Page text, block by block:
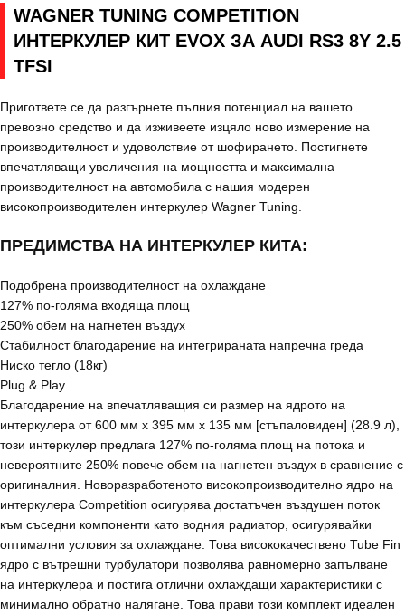
WAGNER TUNING COMPETITION
ИНТЕРКУЛЕР КИТ EVOX ЗА AUDI RS3 8Y 2.5
TFSI
Пригответе се да разгърнете пълния потенциал на вашето
превозно средство и да изживеете изцяло ново измерение на
производителност и удоволствие от шофирането. Постигнете
впечатляващи увеличения на мощността и максимална
производителност на автомобила с нашия модерен
високопроизводителен интеркулер Wagner Tuning.
ПРЕДИМСТВА НА ИНТЕРКУЛЕР КИТА:
Подобрена производителност на охлаждане
127% по-голяма входяща площ
250% обем на нагнетен въздух
Стабилност благодарение на интегрираната напречна греда
Ниско тегло (18кг)
Plug & Play
Благодарение на впечатляващия си размер на ядрото на
интеркулера от 600 мм x 395 мм x 135 мм [стъпаловиден] (28.9 л),
този интеркулер предлага 127% по-голяма площ на потока и
невероятните 250% повече обем на нагнетен въздух в сравнение с
оригиналния. Новоразработеното високопроизводително ядро на
интеркулера Competition осигурява достатъчен въздушен поток
към съседни компоненти като водния радиатор, осигурявайки
оптимални условия за охлаждане. Това висококачествено Tube Fin
ядро с вътрешни турбулатори позволява равномерно запълване
на интеркулера и постига отлични охлаждащи характеристики с
минимално обратно налягане. Това прави този комплект идеален